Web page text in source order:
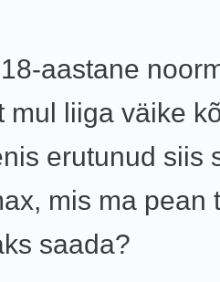
aastane
mul liiga väike
erutunud siis
mis ma pean
saada?